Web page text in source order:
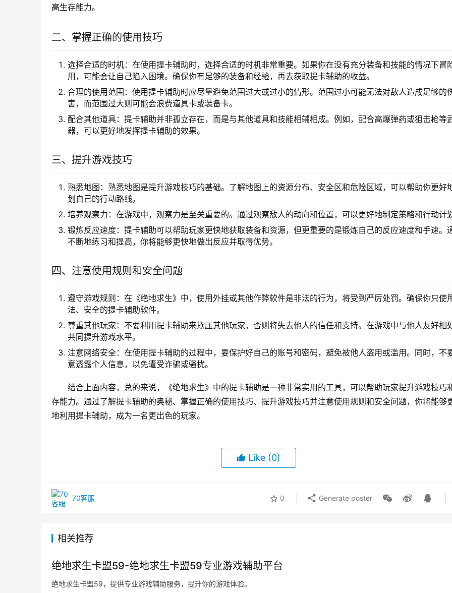
高生存能力。
二、掌握正确的使用技巧
选择合适的时机：在使用提卡辅助时，选择合适的时机非常重要。如果你在没有充分装备和技能的情况下冒
用，可能会让自己陷入困境。确保你有足够的装备和经验，再去获取提卡辅助的收益。
合理的使用范围：使用提卡辅助时应尽量避免范围过大或过小的情形。范围过小可能无法对敌人造成足够的
害，而范围过大则可能会浪费道具卡或装备卡。
配合其他道具：提卡辅助并非孤立存在，而是与其他道具和技能相辅相成。例如，配合高爆弹药或狙击枪等
器，可以更好地发挥提卡辅助的效果。
三、提升游戏技巧
熟悉地图：熟悉地图是提升游戏技巧的基础。了解地图上的资源分布、安全区和危险区域，可以帮助你更好
划自己的行动路线。
培养观察力：在游戏中，观察力是至关重要的。通过观察敌人的动向和位置，可以更好地制定策略和行动计划
锻炼反应速度：提卡辅助可以帮助玩家更快地获取装备和资源，但更重要的是锻炼自己的反应速度和手速。
不断地练习和提高，你将能够更快地做出反应并取得优势。
四、注意使用规则和安全问题
遵守游戏规则：在《绝地求生》中，使用外挂或其他作弊软件是非法的行为，将受到严厉处罚。确保你只使
法、安全的提卡辅助软件。
尊重其他玩家：不要利用提卡辅助来欺压其他玩家，否则将失去他人的信任和支持。在游戏中与他人友好相处
共同提升游戏水平。
注意网络安全：在使用提卡辅助的过程中，要保护好自己的账号和密码，避免被他人盗用或滥用。同时，不
意透露个人信息，以免遭受诈骗或骚扰。
结合上面内容，总的来说，《绝地求生》中的提卡辅助是一种非常实用的工具，可以帮助玩家提升游戏技巧
存能力。通过了解提卡辅助的奥秘、掌握正确的使用技巧、提升游戏技巧并注意使用规则和安全问题，你将能够
地利用提卡辅助，成为一名更出色的玩家。
Like (0)
70客服 0 Generate poster
相关推荐
绝地求生卡盟59-绝地求生卡盟59专业游戏辅助平台
绝地求生卡盟59，提供专业游戏辅助服务，提升你的游戏体验。